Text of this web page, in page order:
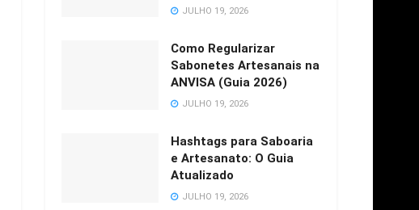
JULHO 19, 2026
Como Regularizar
Sabonetes Artesanais na
ANVISA (Guia 2026)
JULHO 19, 2026
Hashtags para Saboaria
e Artesanato: O Guia
Atualizado
JULHO 19, 2026